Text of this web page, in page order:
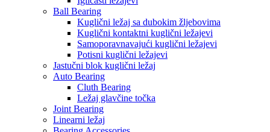
Ball Bearing
Kuglični ležaj sa dubokim žljebovima
Kuglični kontaktni kuglični ležajevi
Samoporavnavajući kuglični ležajevi
Potisni kuglični ležajevi
Jastučni blok kuglični ležaj
Auto Bearing
Cluth Bearing
Ležaj glavčine točka
Joint Bearing
Linearni ležaj